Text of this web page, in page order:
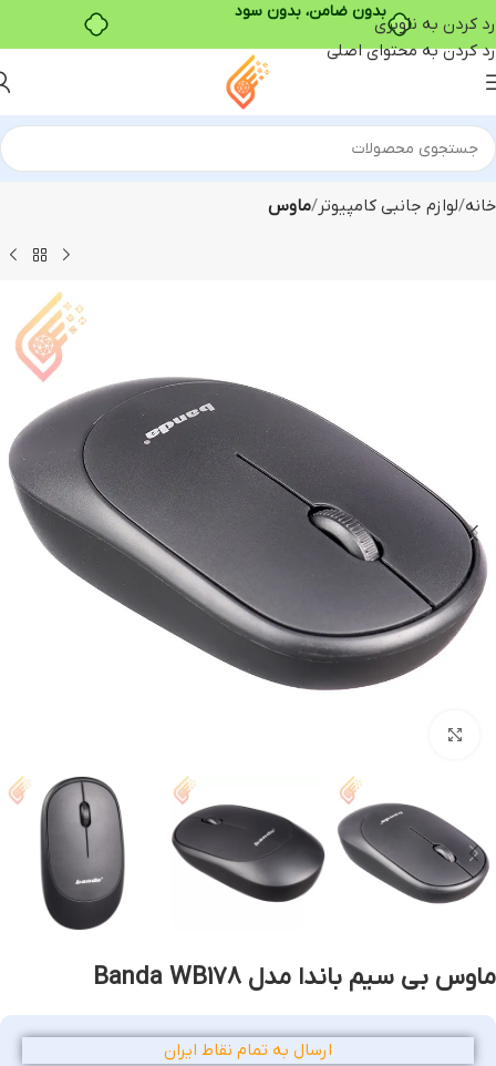
بدون ضامن، بدون سود
رد کردن به ناوبری
رد کردن به محتوای اصلی
خانه لوازم جانبی کامپیوتر ماوس
ماوس بی سیم باندا مدل Banda WB178
ارسال به تمام نقاط ایران